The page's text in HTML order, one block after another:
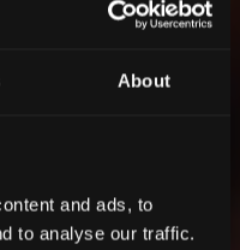
About
and ads, to
to analyse our traffic.
expédié et